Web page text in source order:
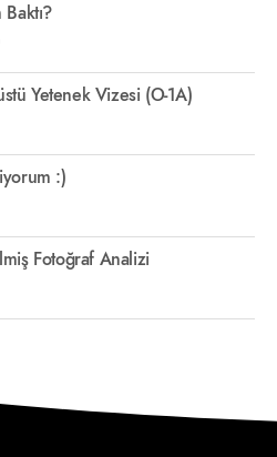
Yetenek Vizesi (O-1A)
:)
Fotoğraf Analizi